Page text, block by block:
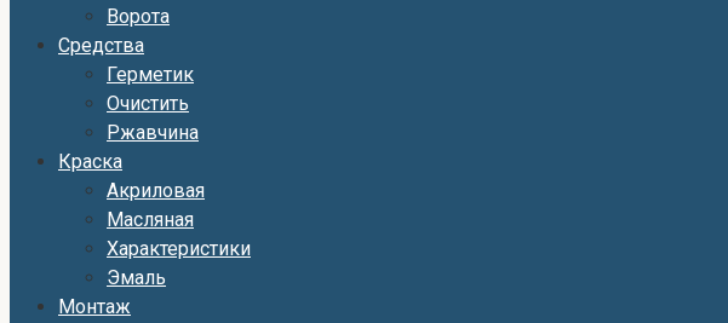
Ворота
Средства
Герметик
Очистить
Ржавчина
Краска
Акриловая
Масляная
Характеристики
Эмаль
Монтаж